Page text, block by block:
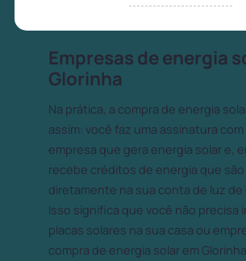
Empresas de energia
Glorinha
Na prática, a compra de energia
assim: você faz uma assinatura com
empresa que gera energia solar e,
recebe créditos de energia que
diretamente na sua conta de luz de
Isso significa que você não precisa
placas solares na sua casa ou
compra de energia solar em